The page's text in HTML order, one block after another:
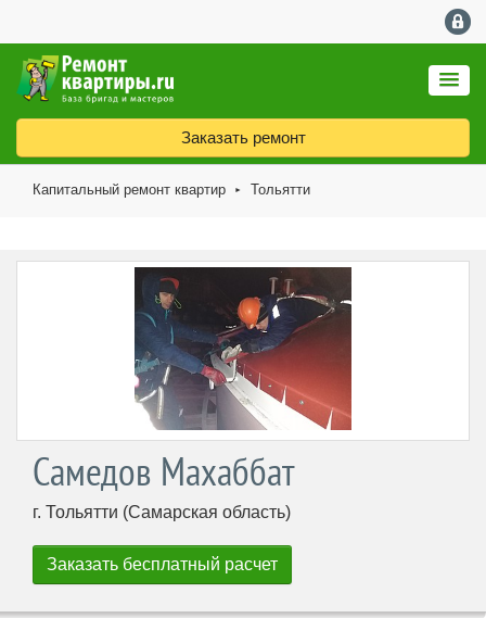
Заказать ремонт
Капитальный ремонт квартир ► Тольятти
Самедов Махаббат
г. Тольятти (Самарская область)